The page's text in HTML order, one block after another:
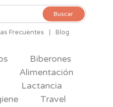
Buscar
Frecuentes Blog
Biberones
Alimentación
Lactancia
Travel